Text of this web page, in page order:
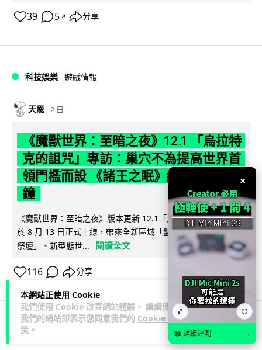
本網站正使用 Cookie
我們使用 Cookie 改善網站體驗。 繼續使用
我們的網站即表示您同意我們的 Cookie 政
策 。
39 5 ↗ 分享
科技娛樂 遊戲情報
天恩 2 日
《魔獸世界：至暗之夜》12.1 「烏拉特
克的詛咒」專訪：巢穴不為提高世界首
領門檻而設 《諸王之眠》縮短約 10 分
鐘
《魔獸世界：至暗之夜》版本更新 12.1「烏拉特克的詛咒」將
於 8 月 13 日正式上線，帶來全新區域「盤蛇島」、地城「毒牙
祭壇」、新型態世...
閱讀全文
116 分享
科技娛樂
×
🎵 ⛶
📖 詳細評測 →